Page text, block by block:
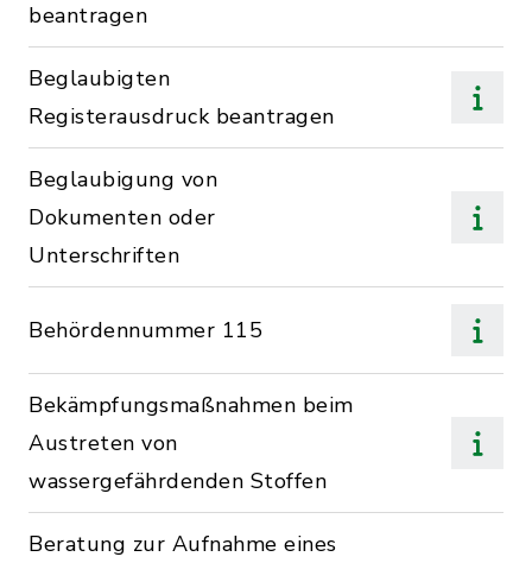
beantragen
Beglaubigten
Registerausdruck beantragen
Beglaubigung von
Dokumenten oder
Unterschriften
Behördennummer 115
Bekämpfungsmaßnahmen beim
Austreten von
wassergefährdenden Stoffen
Beratung zur Aufnahme eines